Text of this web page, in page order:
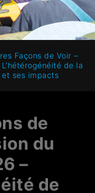
Façons de Voir –
de la
ses impacts
de
du
–
de